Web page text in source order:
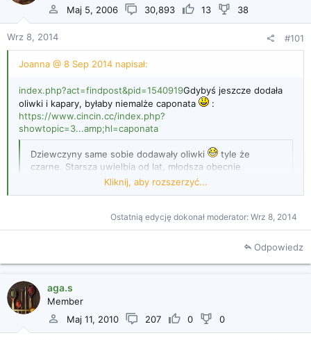
k
i
Maj 5, 2006
30,893 13 38
Wrz 8, 2014 #101
Joanna @ 8 Sep 2014 napisał:
index.php?act=findpost&pid=1540919Gdybyś jeszcze dodała
oliwki i kapary, byłaby niemalże caponata
:
https://www.cincin.cc/index.php?
showtopic=3...amp;hl=caponata
Dziewczyny same sobie dodawały oliwki
tyle że
czarne. Starsza uwielbia od lat, młodsza obecnie
przeżywa zauroczenie oliwkami i dodaje je prawie do
Kliknij, aby rozszerzyć...
Ostatnią edycję dokonał moderator: Wrz 8, 2014
Odpowiedz
aga.s
Member
Maj 11, 2010
207 0 0